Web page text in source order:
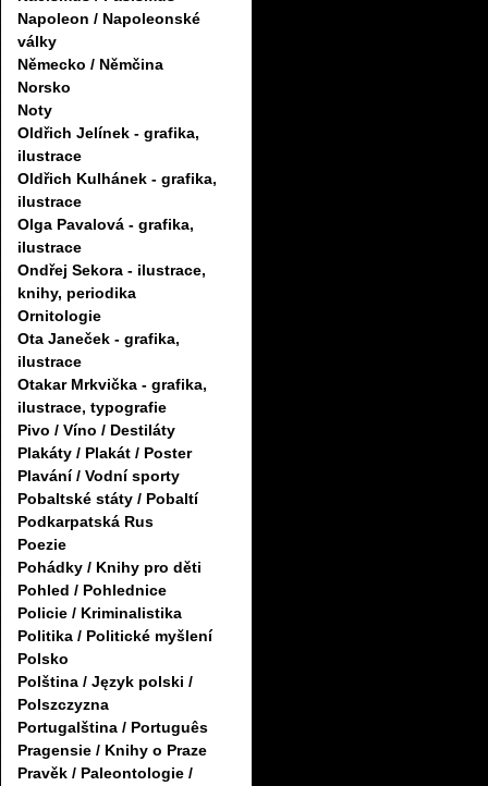
Napoleon / Napoleonské
války
Německo / Němčina
Norsko
Noty
Oldřich Jelínek - grafika,
ilustrace
Oldřich Kulhánek - grafika,
ilustrace
Olga Pavalová - grafika,
ilustrace
Ondřej Sekora - ilustrace,
knihy, periodika
Ornitologie
Ota Janeček - grafika,
ilustrace
Otakar Mrkvička - grafika,
ilustrace, typografie
Pivo / Víno / Destiláty
Plakáty / Plakát / Poster
Plavání / Vodní sporty
Pobaltské státy / Pobaltí
Podkarpatská Rus
Poezie
Pohádky / Knihy pro děti
Pohled / Pohlednice
Policie / Kriminalistika
Politika / Politické myšlení
Polsko
Polština / Język polski /
Polszczyzna
Portugalština / Português
Pragensie / Knihy o Praze
Pravěk / Paleontologie /